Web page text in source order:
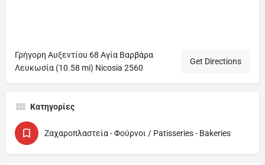
Γρήγορη Αυξεντίου 68 Αγία Βαρβάρα
Λευκωσία (10.58 mi) Nicosia 2560
Get Directions
Κατηγορίες
Ζαχαροπλαστεία - Φούρνοι / Patisseries - Bakeries